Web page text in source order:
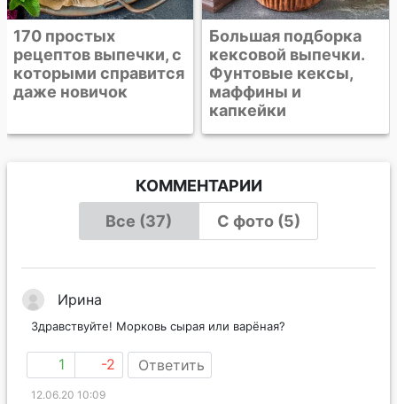
Большая подборка
кексовой выпечки.
Фунтовые кексы,
маффины и
КОММЕНТАРИИ
Все (37)
С фото (5)
Ирина
Здравствуйте! Морковь сырая или варёная?
1 -2 Ответить
12.06.20 10:09